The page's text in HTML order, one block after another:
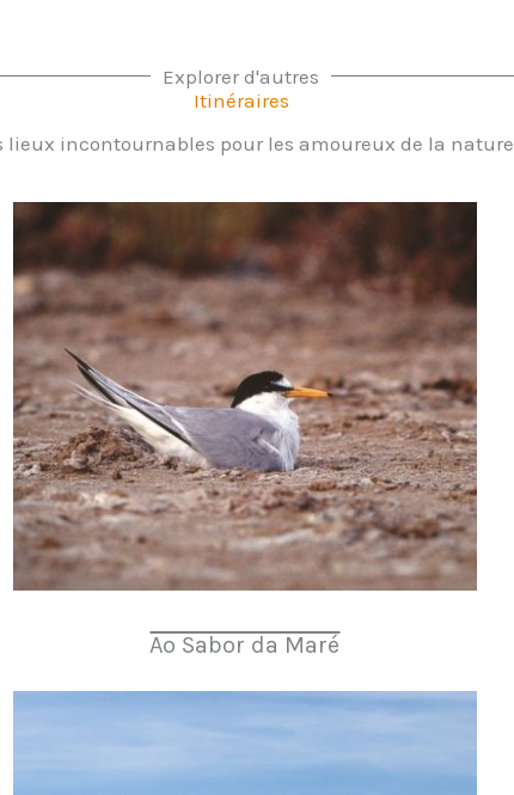
Explorer d'autres
Itinéraires
lieux incontournables pour les amoureux de la nature
Ao Sabor da Maré